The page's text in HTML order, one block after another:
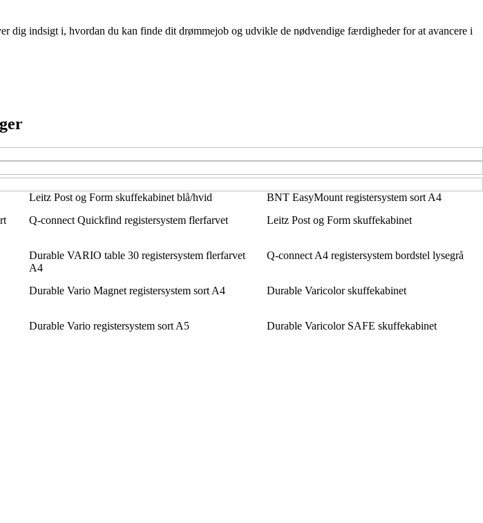
dig indsigt i, hvordan du kan finde dit drømmejob og udvikle de nødvendige færdigheder for at avancere i
Leitz Post og Form skuffekabinet blå/hvid
BNT EasyMount registersystem sort A4
Q-connect Quickfind registersystem flerfarvet Leitz Post og Form skuffekabinet
Durable VARIO table 30 registersystem flerfarvet
A4
Q-connect A4 registersystem bordstel lysegrå
Durable Vario Magnet registersystem sort A4 Durable Varicolor skuffekabinet
Durable Vario registersystem sort A5 Durable Varicolor SAFE skuffekabinet